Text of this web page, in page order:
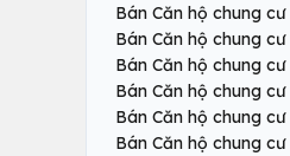
Bán Căn hộ chung cư
Bán Căn hộ chung cư
Bán Căn hộ chung cư
Bán Căn hộ chung cư
Bán Căn hộ chung cư
Bán Căn hộ chung cư